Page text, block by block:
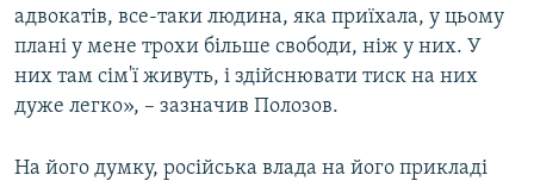
ІНФОГРАФІКА
ДОЛУЧАЙСЯ!
адвокатів, все-таки людина, яка приїхала, у цьому
плані у мене трохи більше свободи, ніж у них. У
них там сім'ї живуть, і здійснювати тиск на них
дуже легко», – зазначив Полозов.
На його думку, російська влада на його прикладі